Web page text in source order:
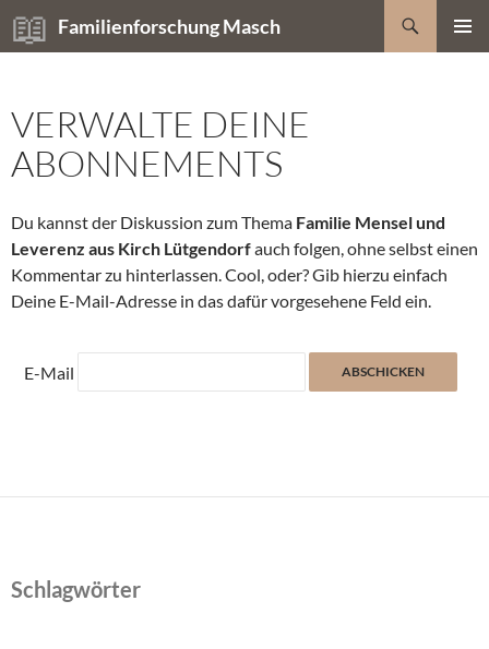
Zum
Inhalt
Familienforschung Masch
Suchen
VERWALTE DEINE
ABONNEMENTS
Du kannst der Diskussion zum Thema Familie Mensel und
Leverenz aus Kirch Lütgendorfauch folgen, ohne selbst einen
Kommentar zu hinterlassen. Cool, oder? Gib hierzu einfach
Deine E-Mail-Adresse in das dafür vorgesehene Feld ein.
E-Mail
Schlagwörter